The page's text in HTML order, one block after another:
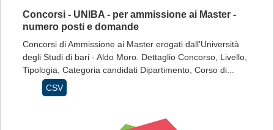
Concorsi - UNIBA - per ammissione ai Master -
numero posti e domande
Concorsi di Ammissione ai Master erogati dall'Università
degli Studi di bari - Aldo Moro. Dettaglio Concorso, Livello,
Tipologia, Categoria candidati Dipartimento, Corso di...
CSV